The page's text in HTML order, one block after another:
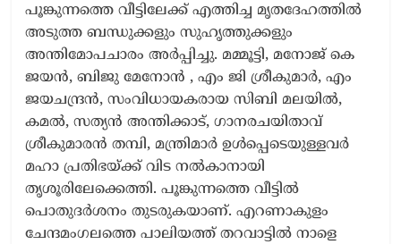
പൂങ്കുന്നത്തെ വീട്ടിലേക്ക് എത്തിച്ച മൃതദേഹത്തിൽ
അടുത്ത ബന്ധുക്കളും സുഹൃത്തുക്കളും
അന്തിമോപചാരം അർപ്പിച്ചു. മമ്മൂട്ടി, മനോജ്‌ കെ
ജയൻ, ബിജു മേനോൻ , എം ജി ശ്രീകുമാർ, എം
ജയചന്ദ്രൻ, സംവിധായകരായ സിബി മലയിൽ,
കമൽ, സത്യൻ അന്തിക്കാട്, ഗാനരചയിതാവ്
ശ്രീകുമാരൻ തമ്പി, മന്ത്രിമാർ ഉൾപ്പെടെയുള്ളവർ
മഹാ പ്രതിഭയ്ക്ക് വിട നൽകാനായി
തൃശൂരിലേക്കെത്തി. പൂങ്കുന്നത്തെ വീട്ടിൽ
പൊതുദർശനം തുടരുകയാണ്. എറണാകുളം
ചേന്ദമംഗലത്തെ പാലിയത്ത് തറവാട്ടിൽ നാളെ